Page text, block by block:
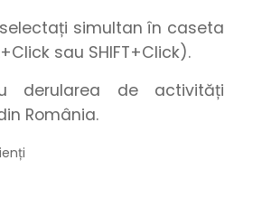
simultan în caseta
sau SHIFT+Click).
derularea de activități
România.